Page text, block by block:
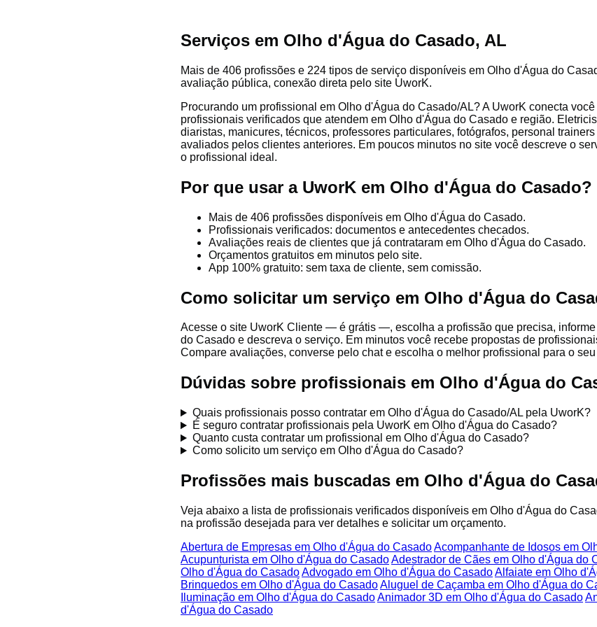
Serviços em Olho d'Água do Casado, AL
Mais de 406 profissões e 224 tipos de serviço disponíveis em Olho d'Água do
avaliação pública, conexão direta pelo site UworK.
Procurando um profissional em Olho d'Água do Casado/AL? A UworK conecta
profissionais verificados que atendem em Olho d'Água do Casado e região.
diaristas, manicures, técnicos, professores particulares, fotógrafos, personal
avaliados pelos clientes anteriores. Em poucos minutos no site você descreve o
o profissional ideal.
Por que usar a UworK em Olho d'Água do Casado?
Mais de 406 profissões disponíveis em Olho d'Água do Casado.
Profissionais verificados: documentos e antecedentes checados.
Avaliações reais de clientes que já contrataram em Olho d'Água do Casado.
Orçamentos gratuitos em minutos pelo site.
App 100% gratuito: sem taxa de cliente, sem comissão.
Como solicitar um serviço em Olho d'Água do
Acesse o site UworK Cliente — é grátis —, escolha a profissão que precisa,
do Casado e descreva o serviço. Em minutos você recebe propostas de
Compare avaliações, converse pelo chat e escolha o melhor profissional para o
Dúvidas sobre profissionais em Olho d'Água do
Quais profissionais posso contratar em Olho d'Água do Casado/AL pela UworK?
É seguro contratar profissionais pela UworK em Olho d'Água do Casado?
Quanto custa contratar um profissional em Olho d'Água do Casado?
Como solicito um serviço em Olho d'Água do Casado?
Profissões mais buscadas em Olho d'Água do
Veja abaixo a lista de profissionais verificados disponíveis em Olho d'Água do
na profissão desejada para ver detalhes e solicitar um orçamento.
Abertura de Empresas em Olho d'Água do CasadoAcompanhante de Idosos em
Acupunturista em Olho d'Água do CasadoAdestrador de Cães em Olho d'Água do
Olho d'Água do CasadoAdvogado em Olho d'Água do CasadoAlfaiate em Olho
Brinquedos em Olho d'Água do CasadoAluguel de Caçamba em Olho d'Água do
Iluminação em Olho d'Água do CasadoAnimador 3D em Olho d'Água do Casado
d'Água do Casado